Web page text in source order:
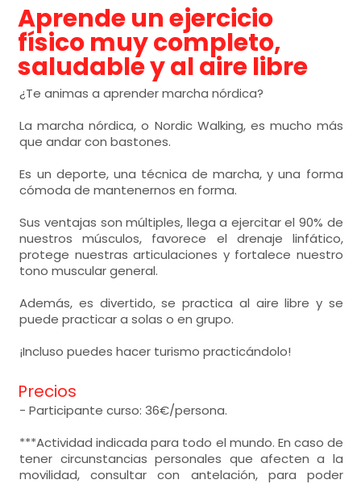
Aprende un ejercicio
físico muy completo,
saludable y al aire libre
¿Te animas a aprender marcha nórdica?
La marcha nórdica, o Nordic Walking, es mucho más
que andar con bastones.
Es un deporte, una técnica de marcha, y una forma
cómoda de mantenernos en forma.
Sus ventajas son múltiples, llega a ejercitar el 90% de
nuestros músculos, favorece el drenaje linfático,
protege nuestras articulaciones y fortalece nuestro
tono muscular general.
Además, es divertido, se practica al aire libre y se
puede practicar a solas o en grupo.
¡Incluso puedes hacer turismo practicándolo!
Precios
- Participante curso: 36€/persona.
***Actividad indicada para todo el mundo. En caso de
tener circunstancias personales que afecten a la
movilidad, consultar con antelación, para poder